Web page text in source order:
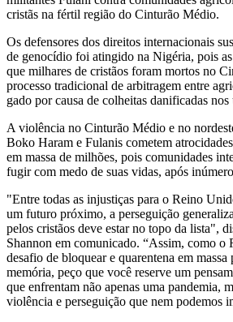
cristãs na fértil região do Cinturão Médio.
Os defensores dos direitos internacionais
de genocídio foi atingido na Nigéria, pois
que milhares de cristãos foram mortos no
processo tradicional de arbitragem entre
gado por causa de colheitas danificadas
A violência no Cinturão Médio e no
Boko Haram e Fulanis cometem
em massa de milhões, pois comunidades
fugir com medo de suas vidas, após
"Entre todas as injustiças para o Reino
um futuro próximo, a perseguição
pelos cristãos deve estar no topo da lista",
Shannon em comunicado. “Assim, como o
desafio de bloquear e quarentena em
memória, peço que você reserve um
que enfrentam não apenas uma pandemia,
violência e perseguição que nem podemos